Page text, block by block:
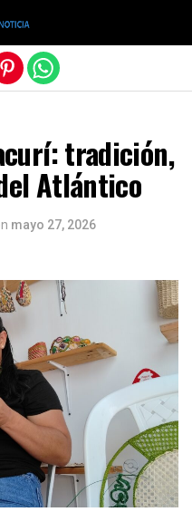
tradición,
Atlántico
mayo 27, 2026
móvil